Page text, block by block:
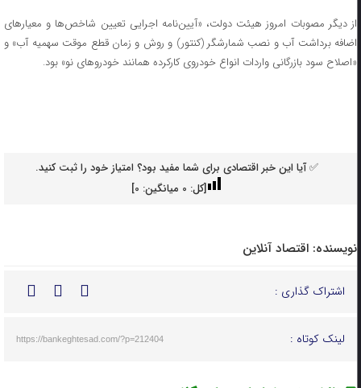
از دیگر مصوبات امروز هیئت دولت، «آیین‌نامه اجرایی تعیین شاخص‌ها و معیارهای
اضافه برداشت آب و نصب شمارشگر (کنتور) و روش و زمان قطع موقت سهمیه آب» و
«اصلاح سود بازرگانی واردات انواع خودروی کارکرده همانند خودروهای نو» بود.
✅ آیا این خبر اقتصادی برای شما مفید بود؟ امتیاز خود را ثبت کنید.
[کل: 0میانگین: 0
]
نویسنده: اقتصاد آنلاین
اشتراک گذاری :
لینک کوتاه : https://bankeghtesad.com/?p=212404